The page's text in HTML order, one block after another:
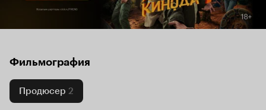
Фильмография
Продюсер 2